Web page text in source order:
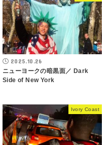
2025.10.26
ニューヨークの暗黒面／ Dark
Side of New York
Ivory Coast